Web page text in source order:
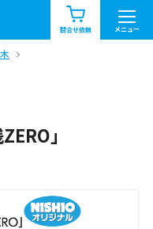
問合せ依頼 メニュー
お知らせ一覧
」